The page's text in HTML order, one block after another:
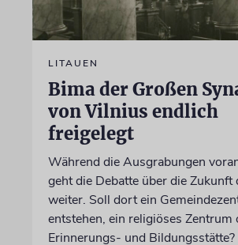
LITAUEN
Bima der Großen
von Vilnius endlich
freigelegt
Während die Ausgrabungen
geht die Debatte über die Zukunft
weiter. Soll dort ein
entstehen, ein religiöses Zentrum
Erinnerungs- und Bildungsstätte?